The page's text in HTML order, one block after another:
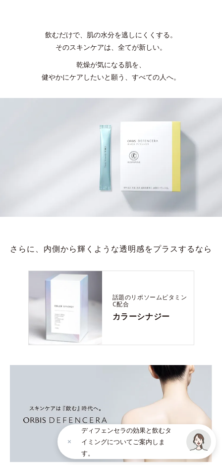
飲むだけで、肌の水分を逃しにくくする。
そのスキンケアは、全てが新しい。
乾燥が気になる肌を、
健やかにケアしたいと願う、すべての人へ。
さらに、内側から輝くような透明感をプラスするなら
話題のリポソームビタミン
C配合
カラーシナジー
ディフェンセラの効果と飲むタ
イミングについてご案内しま
す。